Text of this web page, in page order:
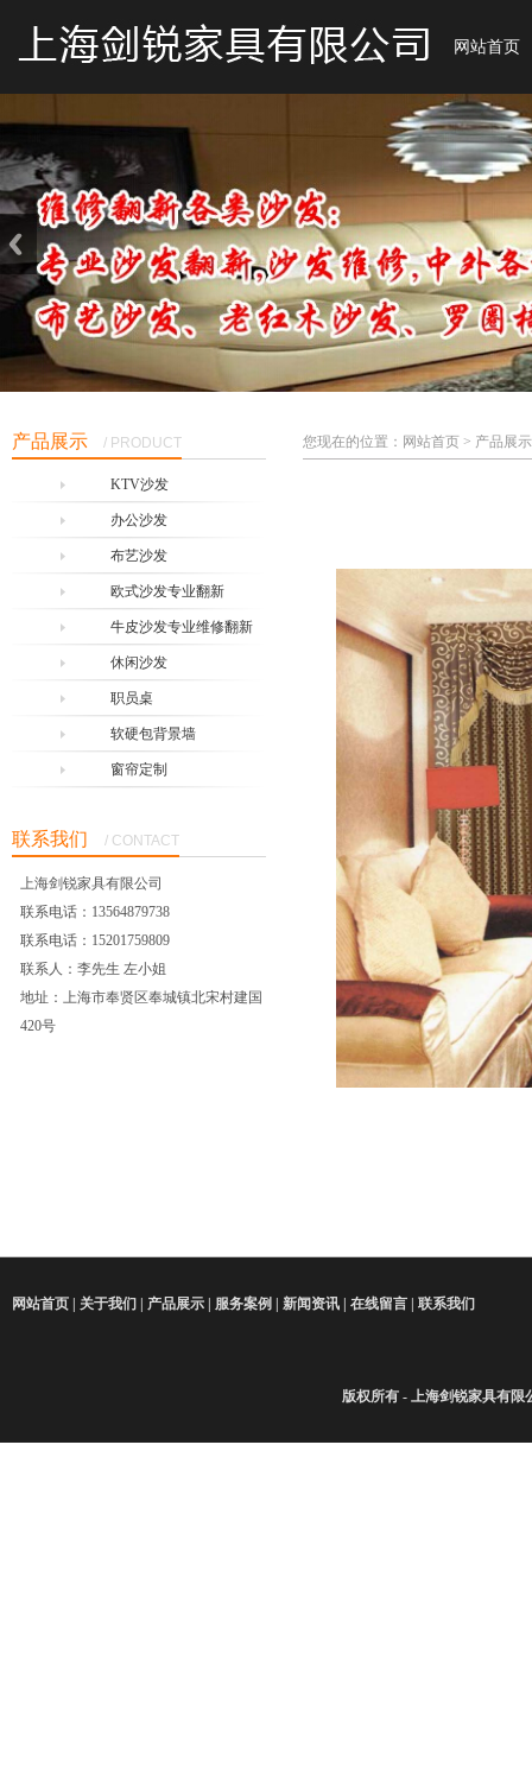
网站首页
产品展示 / PRODUCT
KTV沙发
办公沙发
布艺沙发
欧式沙发专业翻新
牛皮沙发专业维修翻新
休闲沙发
职员桌
软硬包背景墙
窗帘定制
联系我们 / CONTACT
上海剑锐家具有限公司
联系电话：13564879738
联系电话：15201759809
联系人：李先生 左小姐
地址：上海市奉贤区奉城镇北宋村建国
420号
您现在的位置：网站首页 > 产品展示
网站首页 | 关于我们 | 产品展示 | 服务案例 | 新闻资讯 | 在线留言 | 联系我们
版权所有 - 上海剑锐家具有限